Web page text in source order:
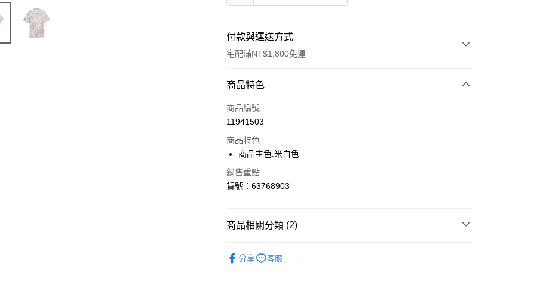
付款與運送方式
宅配滿NT$1,800免運
付款方式
信用卡一次付款
Apple Pay
街口支付
運送方式
商品特色
商品編號
11941503
商品特色
商品主色:米白色
銷售重點
貨號：63768903
商品相關分類 (2)
分享 客服